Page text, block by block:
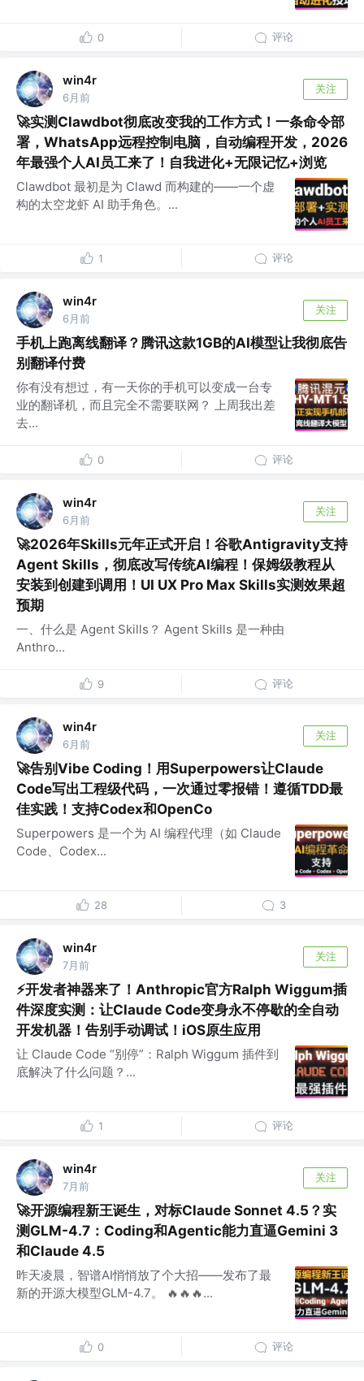
0 评论
win4r
6月前
关注
🚀实测Clawdbot彻底改变我的工作方式！一条命令部
署，WhatsApp远程控制电脑，自动编程开发，2026
年最强个人AI员工来了！自我进化+无限记忆+浏览
Clawdbot 最初是为 Clawd 而构建的——一个虚
构的太空龙虾 AI 助手角色。...
1 评论
win4r
6月前
关注
手机上跑离线翻译？腾讯这款1GB的AI模型让我彻底告
别翻译付费
你有没有想过，有一天你的手机可以变成一台专
业的翻译机，而且完全不需要联网？ 上周我出差
去...
0 评论
win4r
6月前
关注
🚀2026年Skills元年正式开启！谷歌Antigravity支持
Agent Skills，彻底改写传统AI编程！保姆级教程从
安装到创建到调用！UI UX Pro Max Skills实测效果超
预期
一、什么是 Agent Skills？ Agent Skills 是一种由
Anthro...
9 评论
win4r
6月前
关注
🚀告别Vibe Coding！用Superpowers让Claude
Code写出工程级代码，一次通过零报错！遵循TDD最
佳实践！支持Codex和OpenCo
Superpowers 是一个为 AI 编程代理（如 Claude
Code、Codex...
28 3
win4r
7月前
关注
⚡开发者神器来了！Anthropic官方Ralph Wiggum插
件深度实测：让Claude Code变身永不停歇的全自动
开发机器！告别手动调试！iOS原生应用
让 Claude Code “别停”：Ralph Wiggum 插件到
底解决了什么问题？...
1 评论
win4r
7月前
关注
🚀开源编程新王诞生，对标Claude Sonnet 4.5？实
测GLM-4.7：Coding和Agentic能力直逼Gemini 3
和Claude 4.5
昨天凌晨，智谱AI悄悄放了个大招——发布了最
新的开源大模型GLM-4.7。 🔥🔥🔥...
0 评论